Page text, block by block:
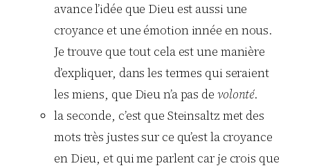
avance l’idée que Dieu est aussi une
croyance et une émotion innée en nous.
Je trouve que tout cela est une manière
d’expliquer, dans les termes qui seraient
les miens, que Dieu n’a pas de volonté.
la seconde, c’est que Steinsaltz met des
mots très justes sur ce qu’est la croyance
en Dieu, et qui me parlent car je crois que